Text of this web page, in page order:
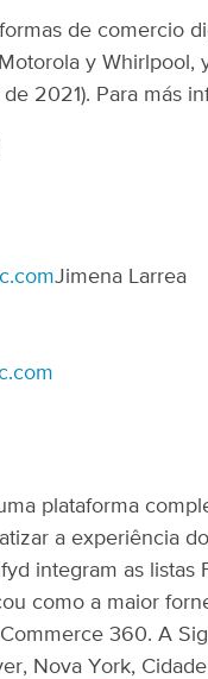
de comercio
y
2021). Para más
Jimena Larrea
plataforma
a experiência
integram as
como a maior
360. A
Nova York,